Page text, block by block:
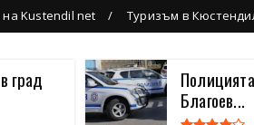
Kustendil net Туризъм в
град
Благоев...